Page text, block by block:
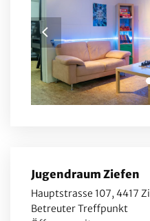
Jugendraum Ziefen
Hauptstrasse 107, 4417
Betreuter Treffpunkt